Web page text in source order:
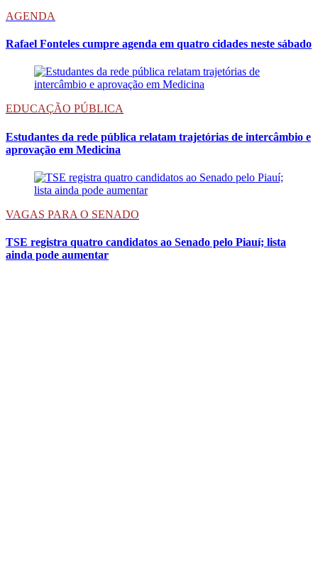
AGENDA
Rafael Fonteles cumpre agenda em quatro cidades neste sábado
EDUCAÇÃO PÚBLICA
Estudantes da rede pública relatam trajetórias de intercâmbio e
aprovação em Medicina
VAGAS PARA O SENADO
TSE registra quatro candidatos ao Senado pelo Piauí; lista
ainda pode aumentar